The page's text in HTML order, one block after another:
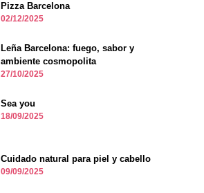
Pizza Barcelona
02/12/2025
Leña Barcelona: fuego, sabor y
ambiente cosmopolita
27/10/2025
Sea you
18/09/2025
Cuidado natural para piel y cabello
09/09/2025